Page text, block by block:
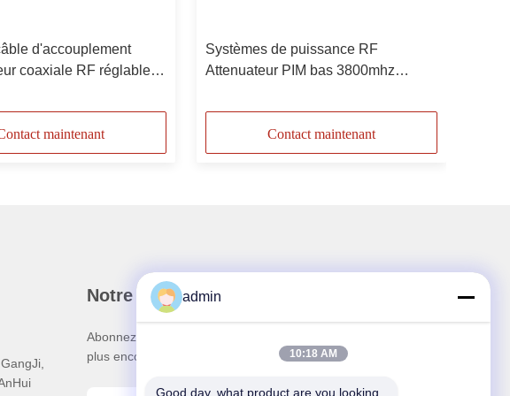
d'accouplement
coaxiale RF réglable
maintenant
Systèmes de puissance RF
Attenuateur PIM bas 3800mhz
Contact maintenant
Notre Newsletter
Abonnez-vous à notre newsletter pour des réductions et
plus encore.
admin
10:18 AM
Good day, what product are you looking